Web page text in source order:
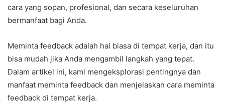
cara yang sopan, profesional, dan secara keseluruhan
bermanfaat bagi Anda.
Meminta feedback adalah hal biasa di tempat kerja, dan itu
bisa mudah jika Anda mengambil langkah yang tepat.
Dalam artikel ini, kami mengeksplorasi pentingnya dan
manfaat meminta feedback dan menjelaskan cara meminta
feedback di tempat kerja.